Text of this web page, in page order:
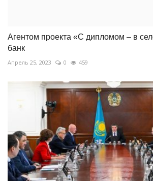
Агентом проекта «С дипломом – в
банк
Апрель 25, 2023 0 459